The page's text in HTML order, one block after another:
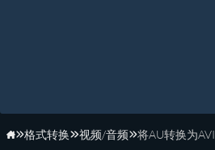
主页
格式转换 视频/音频 将AU转换为AVI